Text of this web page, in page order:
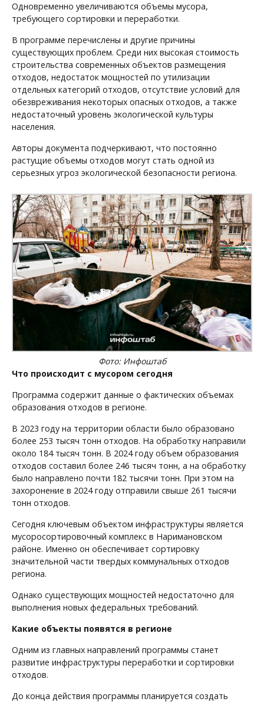
Одновременно увеличиваются объемы мусора,
требующего сортировки и переработки.
В программе перечислены и другие причины
существующих проблем. Среди них высокая стоимость
строительства современных объектов размещения
отходов, недостаток мощностей по утилизации
отдельных категорий отходов, отсутствие условий для
обезвреживания некоторых опасных отходов, а также
недостаточный уровень экологической культуры
населения.
Авторы документа подчеркивают, что постоянно
растущие объемы отходов могут стать одной из
серьезных угроз экологической безопасности региона.
Фото: Инфоштаб
Что происходит с мусором сегодня
Программа содержит данные о фактических объемах
образования отходов в регионе.
В 2023 году на территории области было образовано
более 253 тысяч тонн отходов. На обработку направили
около 184 тысяч тонн. В 2024 году объем образования
отходов составил более 246 тысяч тонн, а на обработку
было направлено почти 182 тысячи тонн. При этом на
захоронение в 2024 году отправили свыше 261 тысячи
тонн отходов.
Сегодня ключевым объектом инфраструктуры является
мусоросортировочный комплекс в Наримановском
районе. Именно он обеспечивает сортировку
значительной части твердых коммунальных отходов
региона.
Однако существующих мощностей недостаточно для
выполнения новых федеральных требований.
Какие объекты появятся в регионе
Одним из главных направлений программы станет
развитие инфраструктуры переработки и сортировки
отходов.
До конца действия программы планируется создать